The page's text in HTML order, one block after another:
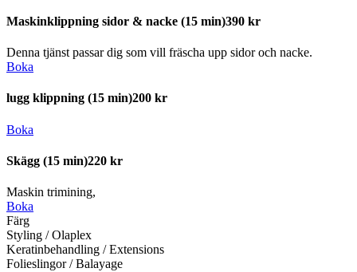
Maskinklippning sidor & nacke (15 min)390 kr
Denna tjänst passar dig som vill fräscha upp sidor och nacke.
Boka
lugg klippning (15 min)200 kr
Boka
Skägg (15 min)220 kr
Maskin trimining,
Boka
Färg
Styling / Olaplex
Keratinbehandling / Extensions
Folieslingor / Balayage